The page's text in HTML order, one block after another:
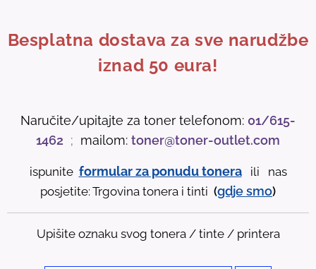
Besplatna dostava za sve narudžbe
iznad 50 eura!
Naručite/upitajte za toner telefonom: 01/615-
1462 ; mailom: toner@toner-outlet.com
ispunite formular za ponudu tonera
ili nas
posjetite: Trgovina tonera i tinti (gdjesmo)
Upišite oznaku svog tonera / tinte / printera